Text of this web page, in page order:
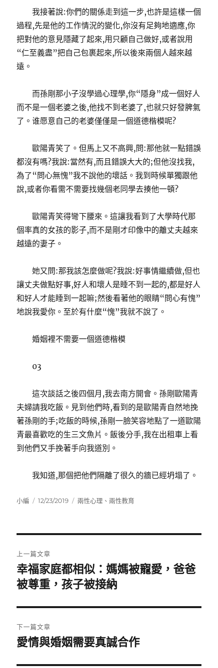
我接著說:你們的關係走到這一步,也許是這樣一個
過程,先是他的工作情況的變化,你沒有足夠地適應,你
把對他的意見隱藏了起來,用只顧自己做好,或者說用
“仁至義盡”把自己包裹起來,所以後來兩個人越來越
遠。
而孫剛那小子沒學過心理學,你“隱身”成一個好人
而不是一個老婆之後,他找不到老婆了,也就只好發脾氣
了。谁愿意自己的老婆僅僅是一個道德楷模呢?
歐陽青笑了。但馬上又不高興,問:那他就一點錯誤
都沒有嗎?我說:當然有,而且錯誤大大的;但他沒找我,
為了“問心無愧”我不說他的壞話。我到時候單獨跟他
說,或者你看需不需要找幾個老同學去揍他一頓?
歐陽青笑得彎下腰來。這讓我看到了大學時代那
個率真的女孩的影子,而不是剛才印像中的離丈夫越來
越遠的妻子。
她又問:那我該怎麼做呢?我說:好事情繼續做,但也
讓丈夫做點好事,好人和壞人是睡不到一起的,都是好人
和好人才能睡到一起嘛;然後看著他的眼睛“問心有愧”
地說我愛你。至於有什麼“愧”我就不說了。
婚姻裡不需要一個道德楷模
03
這次談話之後四個月,我去南方開會。孫剛歐陽青
夫婦請我吃飯。見到他們時,看到的是歐陽青自然地挽
著孫剛的手;吃飯的時候,孫剛一臉笑容地點了一道歐陽
青最喜歡吃的生三文魚片。飯後分手,我在出租車上看
到他們又手挽著手向我道別。
我知道,那個把他們隔離了很久的牆已經坍塌了。
作
小編
發
12/23/2019
分
兩性心理 、 兩性教育
章
導
覽
上一篇文章
上
一
文
章:
幸福家庭都相似：媽媽被寵愛，爸爸
被尊重，孩子被接納
下一篇文章
下
愛情與婚姻需要真誠合作